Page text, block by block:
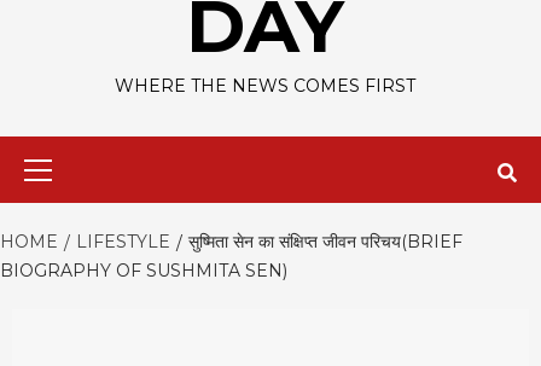
DAY
WHERE THE NEWS COMES FIRST
HOME LIFESTYLE
सुष्मिता सेन का संक्षिप्त जीवन परिचय(BRIEF
BIOGRAPHY OF SUSHMITA SEN)